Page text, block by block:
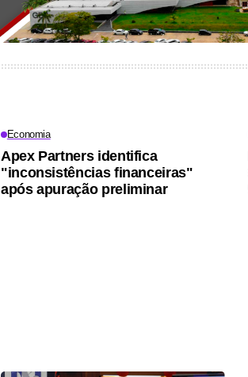
Economia
Apex Partners identifica
"inconsistências financeiras"
após apuração preliminar